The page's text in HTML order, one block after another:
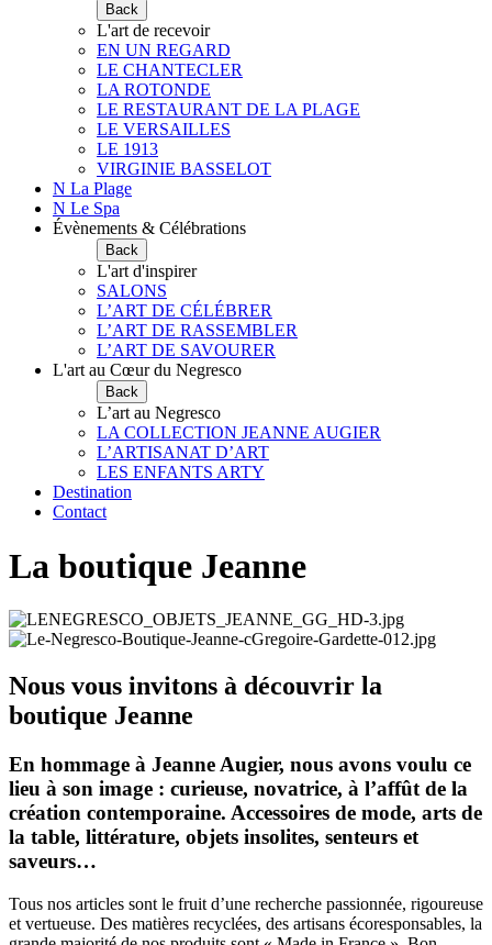
Back
L'art de recevoir
EN UN REGARD
LE CHANTECLER
LA ROTONDE
LE RESTAURANT DE LA PLAGE
LE VERSAILLES
LE 1913
VIRGINIE BASSELOT
N La Plage
N Le Spa
Évènements & Célébrations
Back
L'art d'inspirer
SALONS
L’ART DE CÉLÉBRER
L’ART DE RASSEMBLER
L’ART DE SAVOURER
L'art au Cœur du Negresco
Back
L’art au Negresco
LA COLLECTION JEANNE AUGIER
L’ARTISANAT D’ART
LES ENFANTS ARTY
Destination
Contact
La boutique Jeanne
Nous vous invitons à découvrir la
boutique Jeanne
En hommage à Jeanne Augier, nous avons voulu ce
lieu à son image : curieuse, novatrice, à l’affût de la
création contemporaine. Accessoires de mode, arts de
la table, littérature, objets insolites, senteurs et
saveurs…
Tous nos articles sont le fruit d’une recherche passionnée, rigoureuse
et vertueuse. Des matières recyclées, des artisans écoresponsables, la